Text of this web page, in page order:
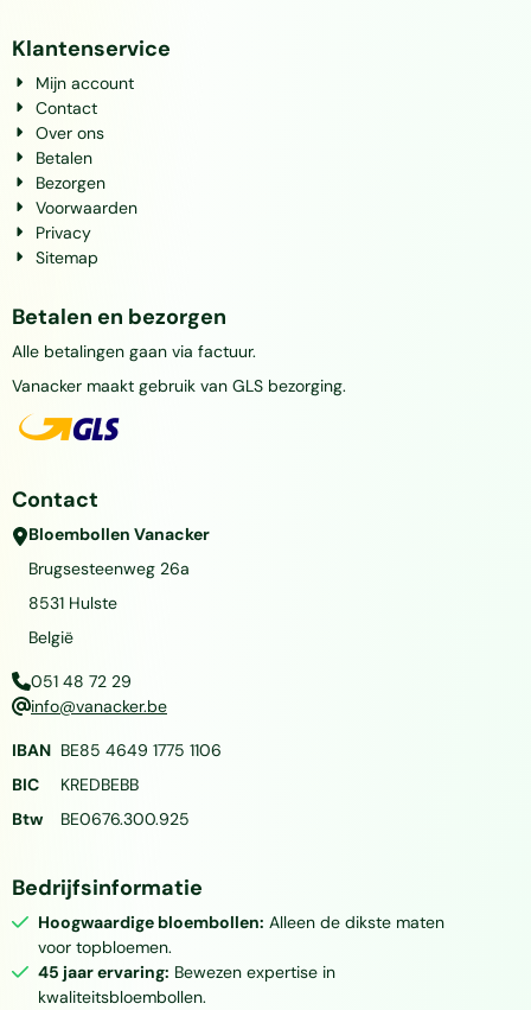
Klantenservice
Mijn account
Contact
Over ons
Betalen
Bezorgen
Voorwaarden
Privacy
Sitemap
Betalen en bezorgen
Alle betalingen gaan via factuur.
Vanacker maakt gebruik van GLS bezorging.
Contact
Bloembollen Vanacker
Brugsesteenweg 26a
8531 Hulste
België
051 48 72 29
info@vanacker.be
IBAN BE85 4649 1775 1106
BIC
KREDBEBB
Btw
BE0676.300.925
Bedrijfsinformatie
Hoogwaardige bloembollen: Alleen de dikste maten
voor topbloemen.
45 jaar ervaring: Bewezen expertise in
kwaliteitsbloembollen.